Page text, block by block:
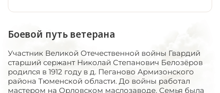
Боевой путь ветерана
Участник Великой Отечественной войны Гвардий
старший сержант Николай Степанович Белозёров
родился в 1912 году в д. Пеганово Армизонского
района Тюменской области. До войны работал
мастером на Орловском маслозаводе. Семья была